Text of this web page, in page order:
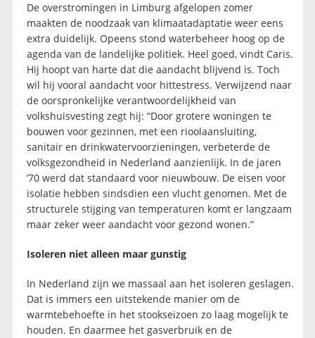
De overstromingen in Limburg afgelopen zomer
maakten de noodzaak van klimaatadaptatie weer eens
extra duidelijk. Opeens stond waterbeheer hoog op de
agenda van de landelijke politiek. Heel goed, vindt Caris.
Hij hoopt van harte dat die aandacht blijvend is. Toch
wil hij vooral aandacht voor hittestress. Verwijzend naar
de oorspronkelijke verantwoordelijkheid van
volkshuisvesting zegt hij: “Door grotere woningen te
bouwen voor gezinnen, met een rioolaansluiting,
sanitair en drinkwatervoorzieningen, verbeterde de
volksgezondheid in Nederland aanzienlijk. In de jaren
’70 werd dat standaard voor nieuwbouw. De eisen voor
isolatie hebben sindsdien een vlucht genomen. Met de
structurele stijging van temperaturen komt er langzaam
maar zeker weer aandacht voor gezond wonen.”
Isoleren niet alleen maar gunstig
In Nederland zijn we massaal aan het isoleren geslagen.
Dat is immers een uitstekende manier om de
warmtebehoefte in het stookseizoen zo laag mogelijk te
houden. En daarmee het gasverbruik en de